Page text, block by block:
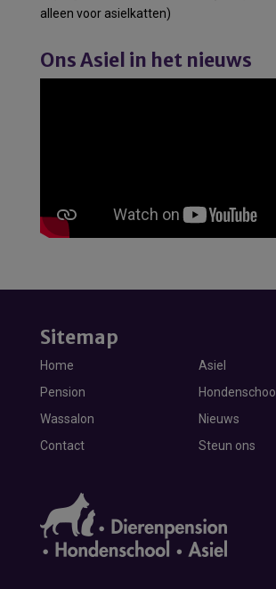
alleen voor asielkatten)
Ons Asiel in het nieuws
Sitemap
Home
Asiel
Pension
Hondenschool
Wassalon
Nieuws
Contact
Steun ons